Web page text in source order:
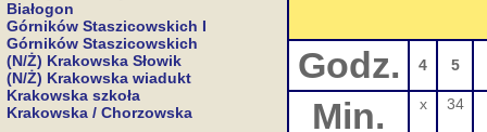
Białogon
Górników Staszicowskich I
Górników Staszicowskich
(N/Ż) Krakowska Słowik
(N/Ż) Krakowska wiadukt
Krakowska szkoła
Krakowska / Chorzowska
Godz. 4 5
Min. x 34